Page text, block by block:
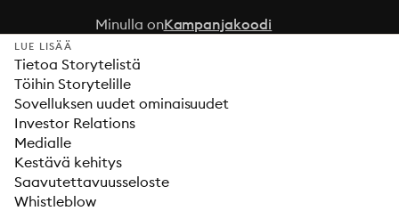
Minulla onKampanjakoodi
LUE LISÄÄ
Tietoa Storytelistä
Töihin Storytelille
Sovelluksen uudet ominaisuudet
Investor Relations
Medialle
Kestävä kehitys
Saavutettavuusseloste
Whistleblow